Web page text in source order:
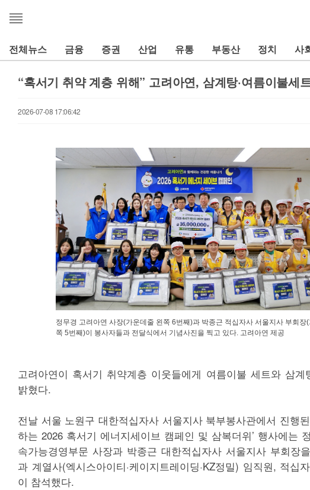
메
열
기
전체뉴스 금융 증권 산업 유통 부동산 정치 사
“혹서기 취약 계층 위해” 고려아연, 삼계탕·여름이불세
2026-07-08 17:06:42
정무경 고려아연 사장(가운데줄 왼쪽 6번째)과 박종근 적십자사 서울지사 부회장(
쪽 5번째)이 봉사자들과 전달식에서 기념사진을 찍고 있다. 고려아연 제공
고려아연이 혹서기 취약계층 이웃들에게 여름이불 세트와 삼계
밝혔다.
전날 서울 노원구 대한적십자사 서울지사 북부봉사관에서 진행
하는 2026 혹서기 에너지세이브 캠페인 및 삼복더위’ 행사에는
속가능경영부문 사장과 박종근 대한적십자사 서울지사 부회장
과 계열사(엑시스아이티·케이지트레이딩·KZ정밀) 임직원, 적십
이 참석했다.